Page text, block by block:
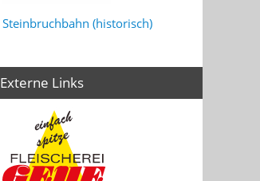
Steinbruchbahn (historisch)
Externe Links